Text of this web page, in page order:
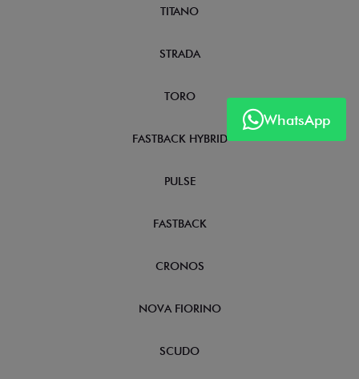
WhatsApp
TITANO
STRADA
TORO
FASTBACK HYBRID
PULSE
FASTBACK
CRONOS
NOVA FIORINO
SCUDO